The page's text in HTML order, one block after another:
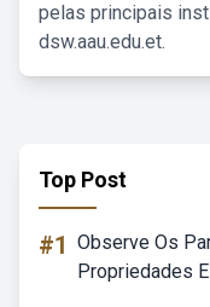
pelas principais
dsw.aau.edu.et.
Top Post
#1 Observe Os
Propriedades